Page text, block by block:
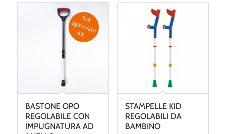
BASTONE OPO
REGOLABILE CON
IMPUGNATURA AD
IV
A
a
g
e
v
o
la
ta
4
%
STAMPELLE KID
REGOLABILI DA
BAMBINO